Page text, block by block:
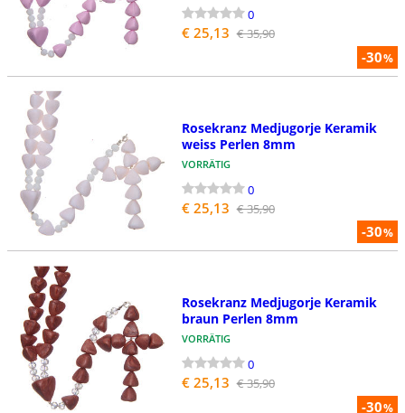
-30%
0
€ 25,13 € 35,90
-30%
Rosekranz Medjugorje Keramik
weiss Perlen 8mm
VORRÄTIG
0
€ 25,13 € 35,90
-30%
Rosekranz Medjugorje Keramik
braun Perlen 8mm
VORRÄTIG
0
€ 25,13 € 35,90